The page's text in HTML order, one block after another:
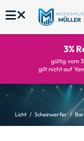
3%
gültig vom
gilt nicht auf
Licht Scheinwerfer